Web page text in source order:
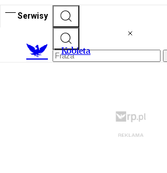
Serwisy
Kobieta